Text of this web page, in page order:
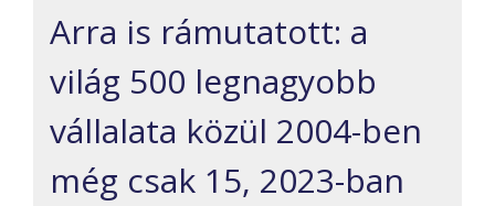
Arra is rámutatott: a
világ 500 legnagyobb
vállalata közül 2004-ben
még csak 15, 2023-ban